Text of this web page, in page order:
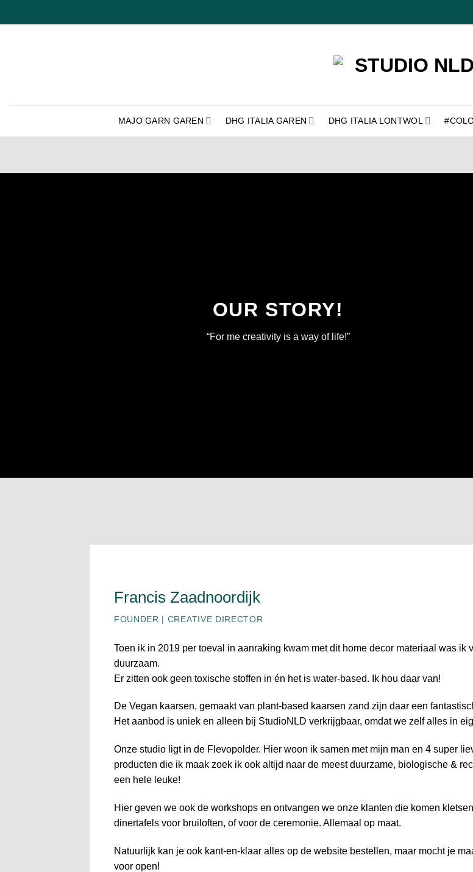
naar
MAJO GARN GAREN DHG ITALIA GAREN DHG ITALIA LONTWOL
OUR STORY!
“For me creativity is a way of life!”
Francis Zaadnoordijk
FOUNDER | CREATIVE DIRECTOR
Toen ik in 2019 per toeval in aanraking kwam met dit home decor materiaal was ik
duurzaam.
Er zitten ook geen toxische stoffen in én het is water-based. Ik hou daar van!
De Vegan kaarsen, gemaakt van plant-based kaarsen zand zijn daar een
Het aanbod is uniek en alleen bij StudioNLD verkrijgbaar, omdat we zelf alles in
Onze studio ligt in de Flevopolder. Hier woon ik samen met mijn man en 4 super
producten die ik maak zoek ik ook altijd naar de meest duurzame, biologische &
een hele leuke!
Hier geven we ook de workshops en ontvangen we onze klanten die komen
dinertafels voor bruiloften, of voor de ceremonie. Allemaal op maat.
Natuurlijk kan je ook kant-en-klaar alles op de website bestellen, maar mocht je
voor open!